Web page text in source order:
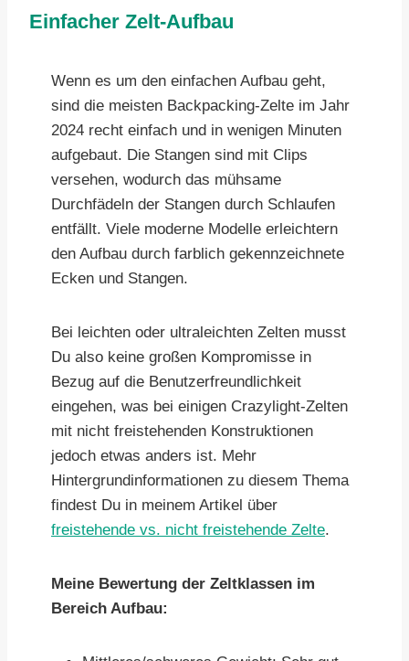
Einfacher Zelt-Aufbau
Wenn es um den einfachen Aufbau geht,
sind die meisten Backpacking-Zelte im Jahr
2024 recht einfach und in wenigen Minuten
aufgebaut. Die Stangen sind mit Clips
versehen, wodurch das mühsame
Durchfädeln der Stangen durch Schlaufen
entfällt. Viele moderne Modelle erleichtern
den Aufbau durch farblich gekennzeichnete
Ecken und Stangen.
Bei leichten oder ultraleichten Zelten musst
Du also keine großen Kompromisse in
Bezug auf die Benutzerfreundlichkeit
eingehen, was bei einigen Crazylight-Zelten
mit nicht freistehenden Konstruktionen
jedoch etwas anders ist. Mehr
Hintergrundinformationen zu diesem Thema
findest Du in meinem Artikel über
freistehende vs. nicht freistehende Zelte.
Meine Bewertung der Zeltklassen im
Bereich Aufbau: